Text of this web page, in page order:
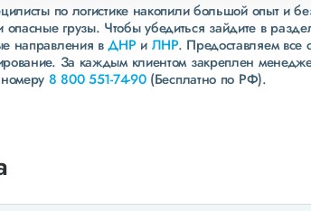
по логистике накопили большой опыт и
грузы. Чтобы убедиться зайдите в
направления вДНР и ЛНР. Предоставляем все
За каждым клиентом закреплен
8 800 551-74-90(Бесплатно по РФ).